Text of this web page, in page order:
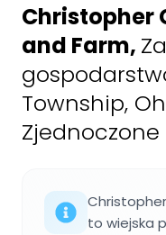
Christopher
and Farm,
Township,
Zjednoczone
to wiejska